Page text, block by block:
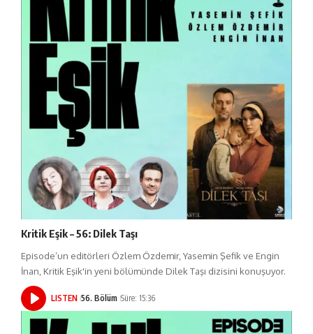
Kritik Eşik – 56: Dilek Taşı
Episode’un editörleri Özlem Özdemir, Yasemin Şefik ve Engin
İnan, Kritik Eşik'in yeni bölümünde Dilek Taşı dizisini konuşuyor.
LISTEN 56. Bölüm Süre: 15:36